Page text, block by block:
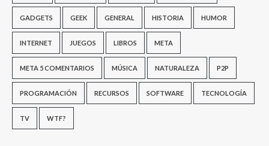
GADGETS GEEK GENERAL HISTORIA HUMOR
INTERNET JUEGOS LIBROS META
META 5 COMENTARIOS MÚSICA NATURALEZA P2P
PROGRAMACIÓN RECURSOS SOFTWARE TECNOLOGÍA
TV WTF?